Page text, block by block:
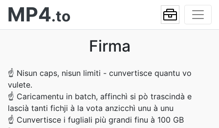
MP4.to
Firma
☝ Nisun caps, nisun limiti - cunvertisce quantu vo
vulete.
☝ Caricamentu in batch, affinchì si pò trascindà e
lascià tanti fichji à la vota anzicchì unu à unu
☝ Cunvertisce i fugliali più grandi finu à 100 GB